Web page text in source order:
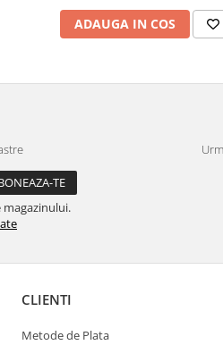
ADAUGA IN COS
CLIENTI
Metode de Plata